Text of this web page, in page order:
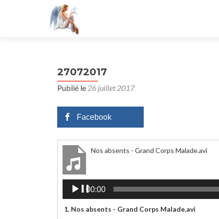
27072017
Publié le 26 juillet 2017
Facebook
Nos absents - Grand Corps Malade.avi
Lecteur
00:00
1. Nos absents - Grand Corps Malade.avi